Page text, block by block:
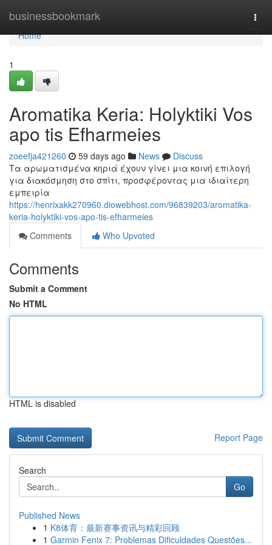
businessbookmark
Home
Home
1
Aromatika Keria: Holyktiki Vos
apo tis Efharmeies
zoeefja421260 59 days ago News
Discuss
Τα αρωματισμένα κηριά έχουν γίνει μια κοινή επιλογή
για διακόσμηση στο σπίτι, προσφέροντας μια ιδιαίτερη
εμπειρία
https://henrixakk270960.diowebhost.com/96839203/aromatika-
keria-holyktiki-vos-apo-tis-efharmeies
Comments
Who Upvoted
Comments
Submit a Comment
No HTML
HTML is disabled
Report Page
Search
Go
Published News
1 K8体育：最新赛事资讯与精彩回顾
1 Garmin Fenix 7: Problemas Dificuldades Questões...